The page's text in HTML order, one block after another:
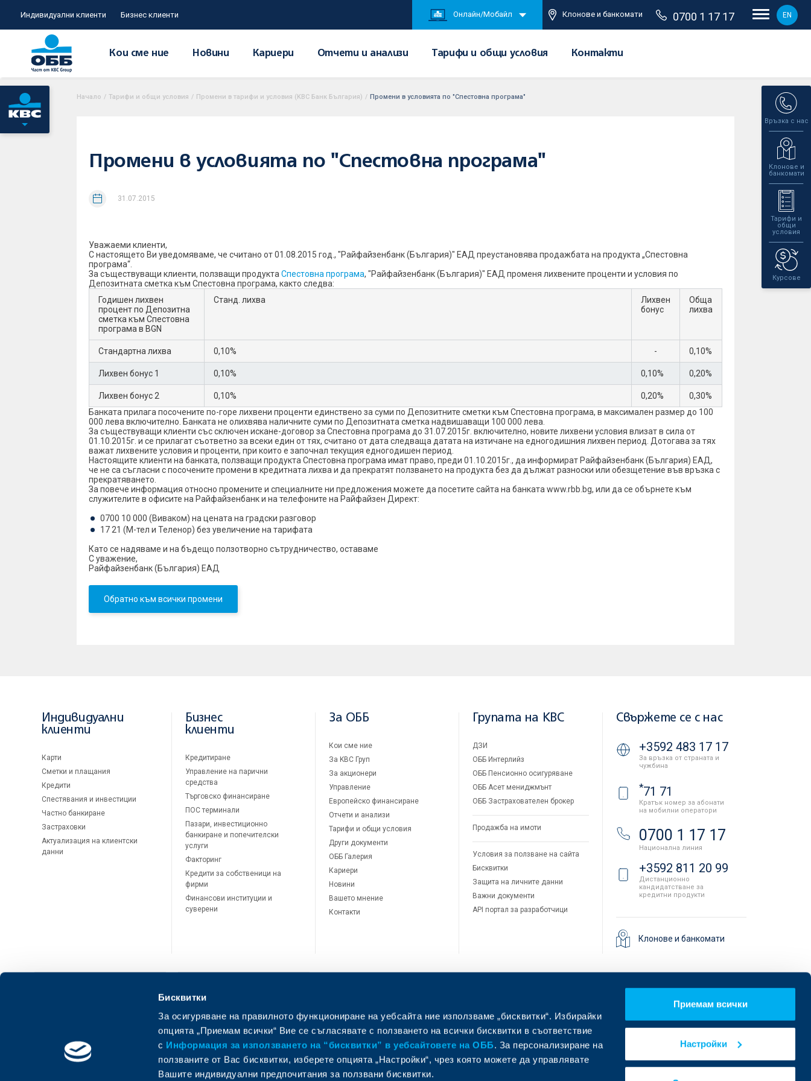
Бисквитки
За осигуряване на правилното функциониране на уебсайта ние използваме „бисквитки“. Избирайки
опцията „Приемам всички“ Вие се съгласявате с ползването на всички бисквитки в съответствие
с Информация за използването на “бисквитки” в уебсайтовете на ОББ. За персонализиране на
ползваните от Вас бисквитки, изберете опцията „Настройки“, чрез която можете да управлявате
Вашите индивидуални предпочитания за ползвани бисквитки.
Приемам всички
Настройки
Индивидуални клиенти Бизнес клиенти Онлайн/Мобайл Клонове и банкомати 0700 1 17 17 EN
Кои сме ние Новини Кариери Отчети и анализи Тарифи и общи условия Контакти
Връзка с нас
Клонове и
банкомати
Тарифи и
общи
условия
Курсове
Начало / Тарифи и общи условия / Промени в тарифи и условия (KBC Банк България) / Промени в условията по "Спестовна програма"
Промени в условията по "Спестовна програма"
31.07.2015
Уважаеми клиенти,
С настоящето Ви уведомяваме, че считано от 01.08.2015 год., "Райфайзенбанк (България)" ЕАД преустановява продажбата на продукта „Спестовна
програма“.
За съществуващи клиенти, ползващи продукта Спестовна програма, "Райфайзенбанк (България)" ЕАД променя лихвените проценти и условия по
Депозитната сметка към Спестовна програма, както следва:
Годишен лихвен
процент по Депозитна
сметка към Спестовна
програма в BGN
Станд. лихва
Лихвен
бонус
Обща
лихва
Стандартна лихва 0,10% - 0,10%
Лихвeн бонус 1 0,10% 0,10% 0,20%
Лихвeн бонус 2 0,10% 0,20%
0,30%
Банката прилага посочените по-горе лихвени проценти единствено за суми по Депозитните сметки към Спестовна програма, в максимален размер до 100
000 лева включително. Банката не олихвява наличните суми по Депозитната сметка надвишаващи 100 000 лева.
За съществуващи клиенти със сключен искане-договор за Спестовна програма до 31.07.2015г. включително, новите лихвени условия влизат в сила от
01.10.2015г. и се прилагат съответно за всеки един от тях, считано от дата следваща датата на изтичане на едногодишния лихвен период. Дотогава за тях
важат лихвените условия и проценти, при които е започнал текущия едногодишен период.
Настоящите клиенти на банката, ползващи продукта Спестовна програма имат право, преди 01.10.2015г., да информират Райфайзенбанк (България) ЕАД,
че не са съгласни с посочените промени в кредитната лихва и да прекратят ползването на продукта без да дължат разноски или обезщетение във връзка с
прекратяването.
За повече информация относно промените и специалните ни предложения можете да посетите сайта на банката www.rbb.bg, или да се обърнете към
служителите в офисите на Райфайзенбанк и на телефоните на Райфайзен Директ:
0700 10 000 (Виваком) на цената на градски разговор
17 21 (М-тел и Теленор) без увеличение на тарифата
Като се надяваме и на бъдещо ползотворно сътрудничество, оставаме
С уважение,
Райфайзенбанк (България) ЕАД
Обратно към всички промени
Индивидуални
клиенти
Карти
Сметки и плащания
Кредити
Спестявания и инвестиции
Частно банкиране
Застраховки
Актуализация на клиентски
данни
Бизнес
клиенти
Кредитиране
Управление на парични
средства
Търговско финансиране
ПОС терминали
Пазари, инвестиционно
банкиране и попечителски
услуги
Факторинг
Кредити за собственици на
фирми
Финансови институции и
суверени
За ОББ
Кои сме ние
За KBC Груп
За акционери
Управление
Европейско финансиране
Отчети и анализи
Тарифи и общи условия
Други документи
ОББ Галерия
Кариери
Новини
Вашето мнение
Контакти
Групата на KBC
ДЗИ
ОББ Интерлийз
ОББ Пенсионно осигуряване
ОББ Асет мениджмънт
ОББ Застрахователен брокер
Продажба на имоти
Условия за ползване на сайта
Бисквитки
Защита на личните данни
Важни документи
API портал за разработчици
Свържете се с нас
+3592 483 17 17
За връзка от страната и
чужбина
*71 71
Кратък номер за абонати
на мобилни оператори
0700 1 17 17
Национална линия
+3592 811 20 99
Дистанционно
кандидатстване за
кредитни продукти
Клонове и банкомати
ОББ Мобайл
Намерете ни в социалните мрежи: